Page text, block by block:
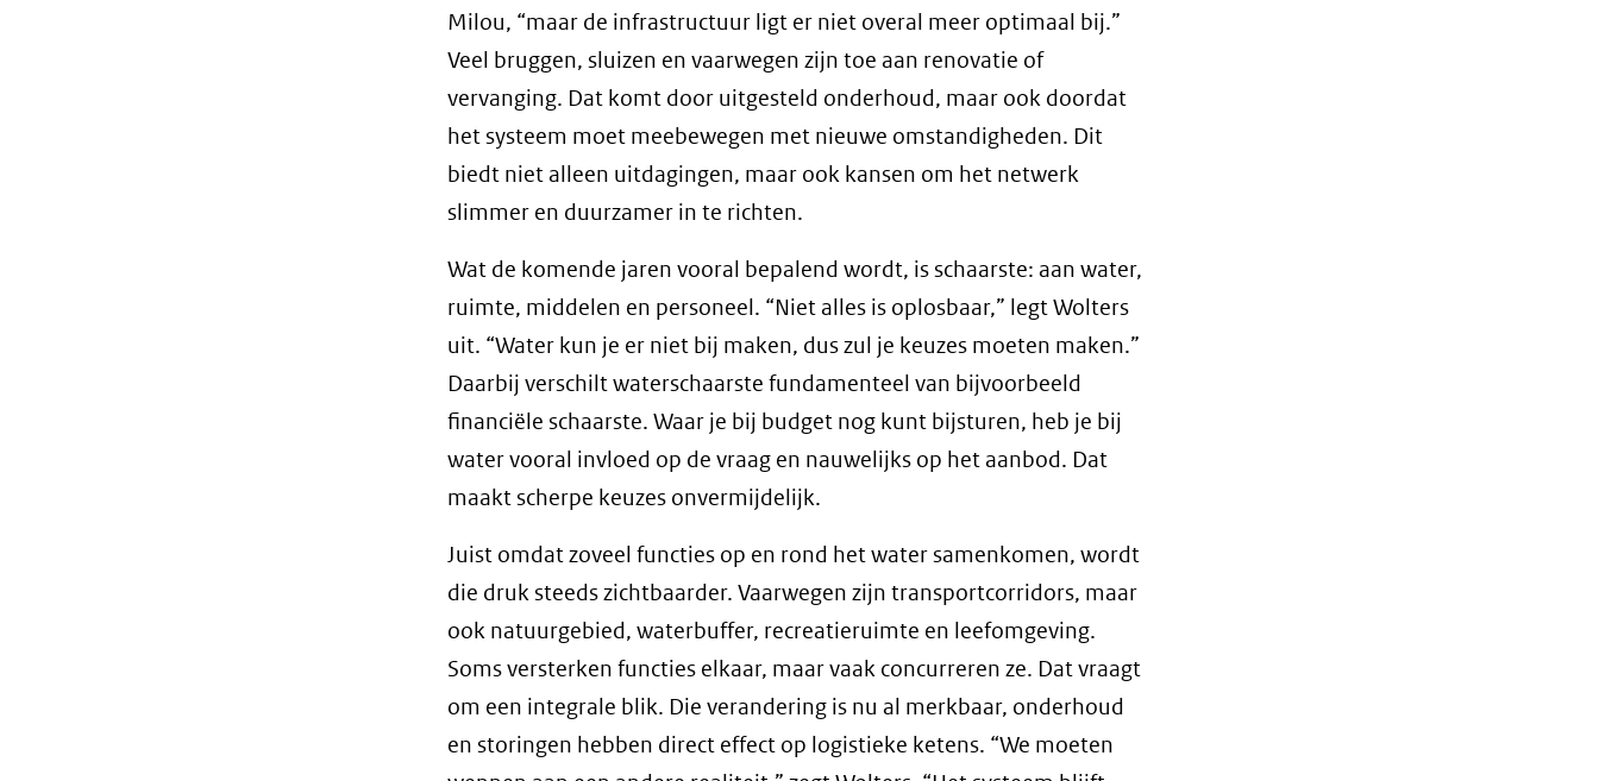
Milou, “maar de infrastructuur ligt er niet overal meer optimaal bij.”
Veel bruggen, sluizen en vaarwegen zijn toe aan renovatie of
vervanging. Dat komt door uitgesteld onderhoud, maar ook doordat
het systeem moet meebewegen met nieuwe omstandigheden. Dit
biedt niet alleen uitdagingen, maar ook kansen om het netwerk
slimmer en duurzamer in te richten.
Wat de komende jaren vooral bepalend wordt, is schaarste: aan water,
ruimte, middelen en personeel. “Niet alles is oplosbaar,” legt Wolters
uit. “Water kun je er niet bij maken, dus zul je keuzes moeten maken.”
Daarbij verschilt waterschaarste fundamenteel van bijvoorbeeld
financiële schaarste. Waar je bij budget nog kunt bijsturen, heb je bij
water vooral invloed op de vraag en nauwelijks op het aanbod. Dat
maakt scherpe keuzes onvermijdelijk.
Juist omdat zoveel functies op en rond het water samenkomen, wordt
die druk steeds zichtbaarder. Vaarwegen zijn transportcorridors, maar
ook natuurgebied, waterbuffer, recreatieruimte en leefomgeving.
Soms versterken functies elkaar, maar vaak concurreren ze. Dat vraagt
om een integrale blik. Die verandering is nu al merkbaar, onderhoud
en storingen hebben direct effect op logistieke ketens. “We moeten